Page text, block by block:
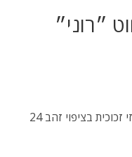
עשוי בעבודת יד מחרוזי מיאוקי יפניים וחרוזי זכוכית בציפוי זהב 24